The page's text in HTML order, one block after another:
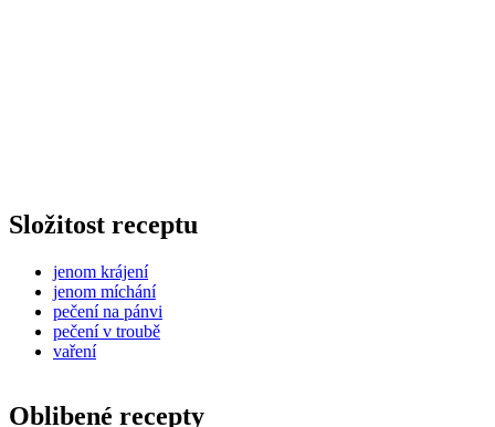
Složitost receptu
jenom krájení
jenom míchání
pečení na pánvi
pečení v troubě
vaření
Oblibené recepty